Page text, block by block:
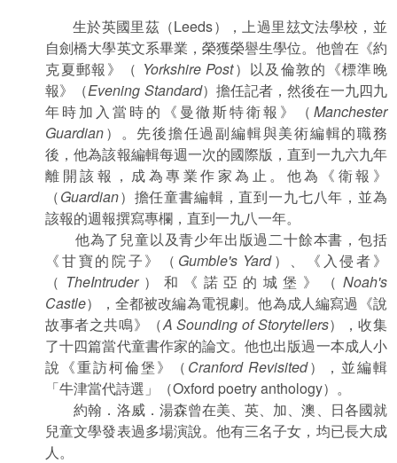
生於英國里茲（Leeds），上過里玆文法學校，並
自劍橋大學英文系畢業，榮獲榮譽生學位。他曾在《約
克夏郵報》（ Yorkshire Post）以及倫敦的《標準晚
報》（Evening Standard）擔任記者，然後在一九四九
年時加入當時的《曼徹斯特衛報》（ Manchester
Guardian）。先後擔任過副編輯與美術編輯的職務
後，他為該報編輯每週一次的國際版，直到一九六九年
離開該報，成為專業作家為止。他為《衛報》
（Guardian）擔任童書編輯，直到一九七八年，並為
該報的週報撰寫專欄，直到一九八一年。
他為了兒童以及青少年出版過二十餘本書，包括
《甘寶的院子》（ Gumble's Yard）、《入侵者》
（ TheIntruder）和《諾亞的城堡》（ Noah's
Castle），全都被改編為電視劇。他為成人編寫過《說
故事者之共鳴》（A Sounding of Storytellers），收集
了十四篇當代童書作家的論文。他也出版過一本成人小
說《重訪柯倫堡》（ Cranford Revisited），並編輯
「牛津當代詩選」（Oxford poetry anthology）。
約翰．洛威．湯森曾在美、英、加、澳、日各國就
兒童文學發表過多場演說。他有三名子女，均已長大成
人。